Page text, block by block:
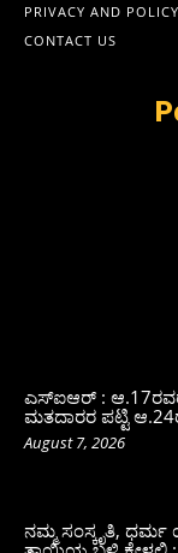
PRIVACY AND POLICY
CONTACT US
ಎಸ್‌ಐಆರ್‌ :
ಮತದಾರರ ಪಟ್ಟಿ
August 7, 2026
ನಮ್ಮ ಸಂಸ್ಕೃತಿ, ಧರ್ಮ